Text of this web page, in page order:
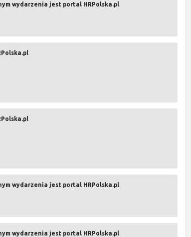
wydarzenia jest portal HRPolska.pl
wydarzenia jest portal HRPolska.pl
wydarzenia jest portal HRPolska.pl